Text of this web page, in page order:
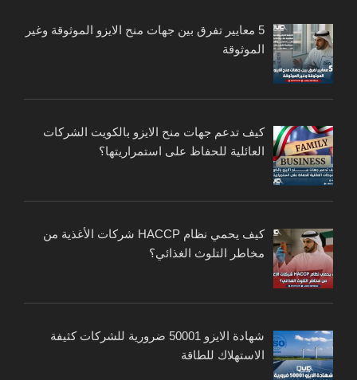
5 معايير تفرق بين جهات منح الايزو الموثوقة وغير
الموثوقة
كيف تدعم جهات منح الايزو بالكويت الشركات
العائلية للحفاظ على استمراريتها؟
كيف يحمي نظام HACCP شركات الأغذية من
مخاطر التلوث الغذائي؟
شهادة الايزو 50001 ضرورية للشركات كثيفة
الاستهلاك للطاقة